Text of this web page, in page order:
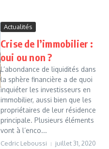
Actualités
Crise de l’immobilier :
oui ou non ?
L’abondance de liquidités dans
la sphère financière a de quoi
inquiéter les investisseurs en
immobilier, aussi bien que les
propriétaires de leur résidence
principale. Plusieurs éléments
vont à l’enco...
Cedric Leboussi juillet 31, 2020